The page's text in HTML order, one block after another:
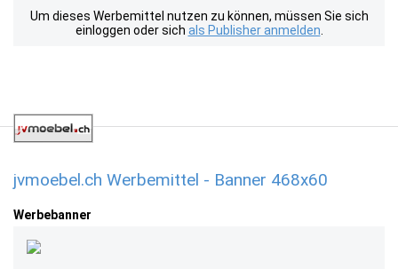
Um dieses Werbemittel nutzen zu können, müssen Sie sich
einloggen oder sich als Publisher anmelden
jvmoebel.ch Werbemittel - Banner 468x60
Werbebanner